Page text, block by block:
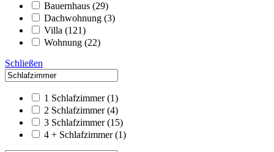
Bauernhaus (29)
Dachwohnung (3)
Villa (121)
Wohnung (22)
Schließen
1 Schlafzimmer (1)
2 Schlafzimmer (4)
3 Schlafzimmer (15)
4 + Schlafzimmer (1)